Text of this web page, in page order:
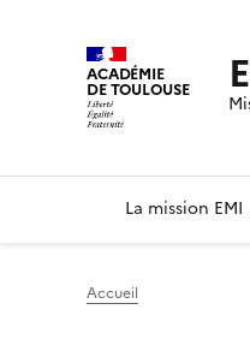
ACADÉMIE
DE TOULOUSE
La mission EMI
Accueil